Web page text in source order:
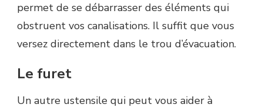
permet de se débarrasser des éléments qui
obstruent vos canalisations. Il suffit que vous
versez directement dans le trou d’évacuation.
Le furet
Un autre ustensile qui peut vous aider à